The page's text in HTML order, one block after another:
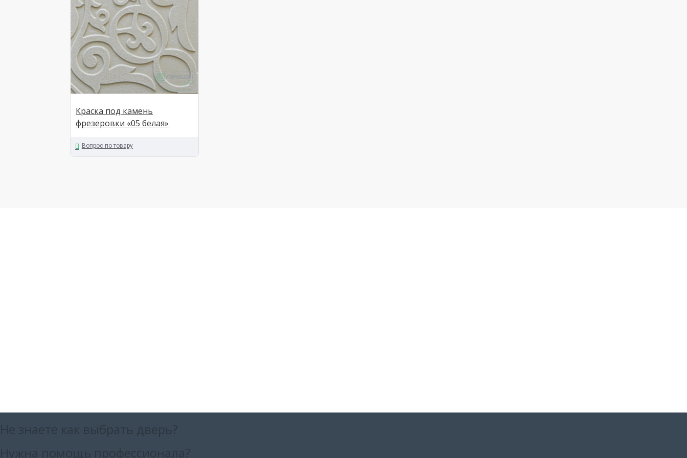
Краска под камень
фрезеровки «05 белая»
Вопрос по товару